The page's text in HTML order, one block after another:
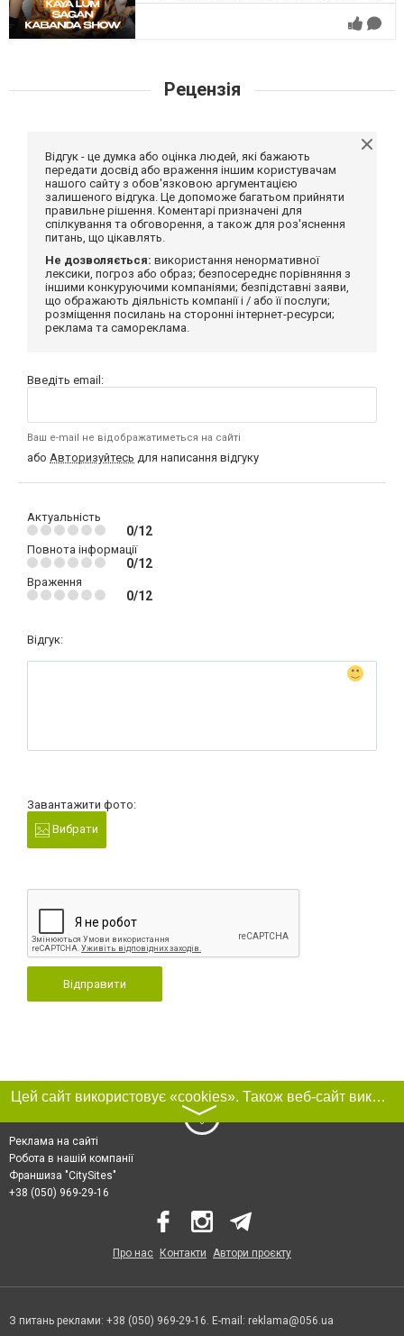
Рецензія
Відгук - це думка або оцінка людей, які бажають
передати досвід або враження іншим користувачам
нашого сайту з обов'язковою аргументацією
залишеного відгука. Це допоможе багатьом прийняти
правильне рішення. Коментарі призначені для
спілкування та обговорення, а також для роз'яснення
питань, що цікавлять.
Не дозволяється: використання ненормативної
лексики, погроз або образ; безпосереднє порівняння з
іншими конкуруючими компаніями; безпідставні заяви,
що ображають діяльність компанії і / або її послуги;
розміщення посилань на сторонні інтернет-ресурси;
реклама та самореклама.
Введіть email:
Ваш e-mail не відображатиметься на сайті
або Авторизуйтесь для написання відгуку
Актуальність
0/12
Повнота інформації
0/12
Враження
0/12
Відгук:
Завантажити фото:
Вибрати
Відправити
Цей сайт використовує «cookies». Також веб-сайт використовує інтернет-сервіс для збору технічних даних стосовно відвідувачів з метою отримання маркетингової та статистичної інформації. Умови обробки даних відвідувачів сайту див.
〉
Реклама на сайті
Робота в нашій компанії
Франшиза "CitySites"
+38 (050) 969-29-16
Про нас Контакти Автори проєкту
З питань реклами: +38 (050) 969-29-16. E-mail: reklama@056.ua